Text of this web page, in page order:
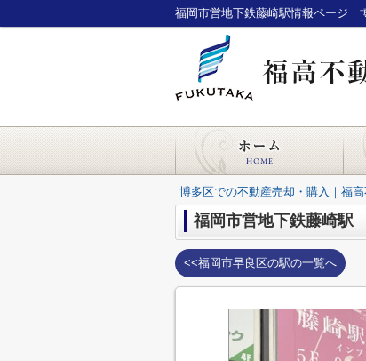
福岡市営地下鉄藤崎駅情報ページ｜
博多区での不動産売却・購入｜福
福岡市営地下鉄藤崎駅
<<福岡市早良区の駅の一覧へ